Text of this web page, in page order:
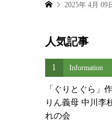
2025年 4月 09
人気記事
1 Information
「ぐりとぐら」
りん義母 中川李
れの会